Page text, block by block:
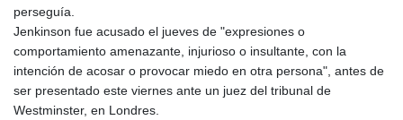
perseguía.
Jenkinson fue acusado el jueves de "expresiones o
comportamiento amenazante, injurioso o insultante, con la
intención de acosar o provocar miedo en otra persona", antes de
ser presentado este viernes ante un juez del tribunal de
Westminster, en Londres.